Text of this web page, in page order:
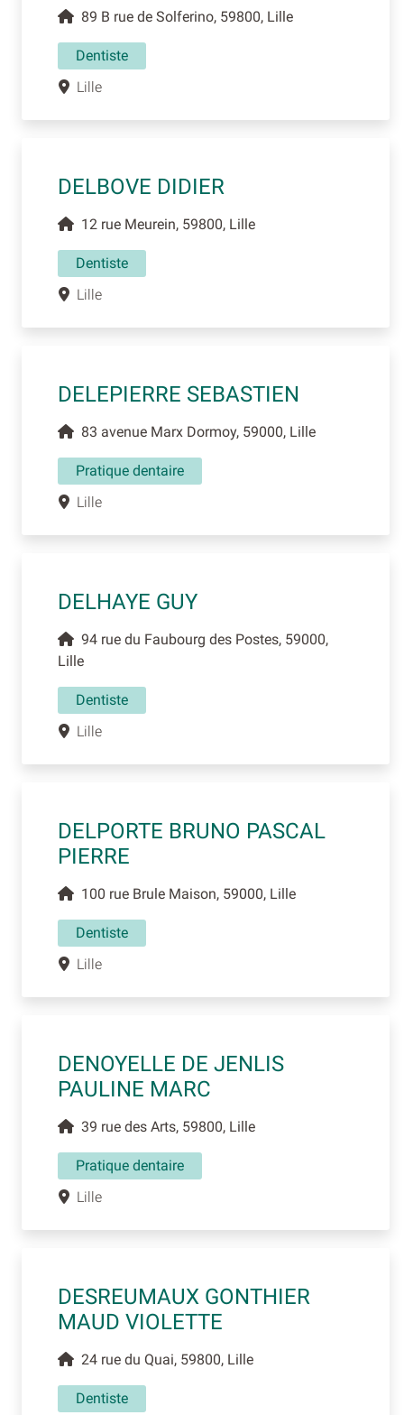
89 B rue de Solferino, 59800, Lille
Dentiste
Lille
DELBOVE DIDIER
12 rue Meurein, 59800, Lille
Dentiste
Lille
DELEPIERRE SEBASTIEN
83 avenue Marx Dormoy, 59000, Lille
Pratique dentaire
Lille
DELHAYE GUY
94 rue du Faubourg des Postes, 59000,
Lille
Dentiste
Lille
DELPORTE BRUNO PASCAL
PIERRE
100 rue Brule Maison, 59000, Lille
Dentiste
Lille
DENOYELLE DE JENLIS
PAULINE MARC
39 rue des Arts, 59800, Lille
Pratique dentaire
Lille
DESREUMAUX GONTHIER
MAUD VIOLETTE
24 rue du Quai, 59800, Lille
Dentiste